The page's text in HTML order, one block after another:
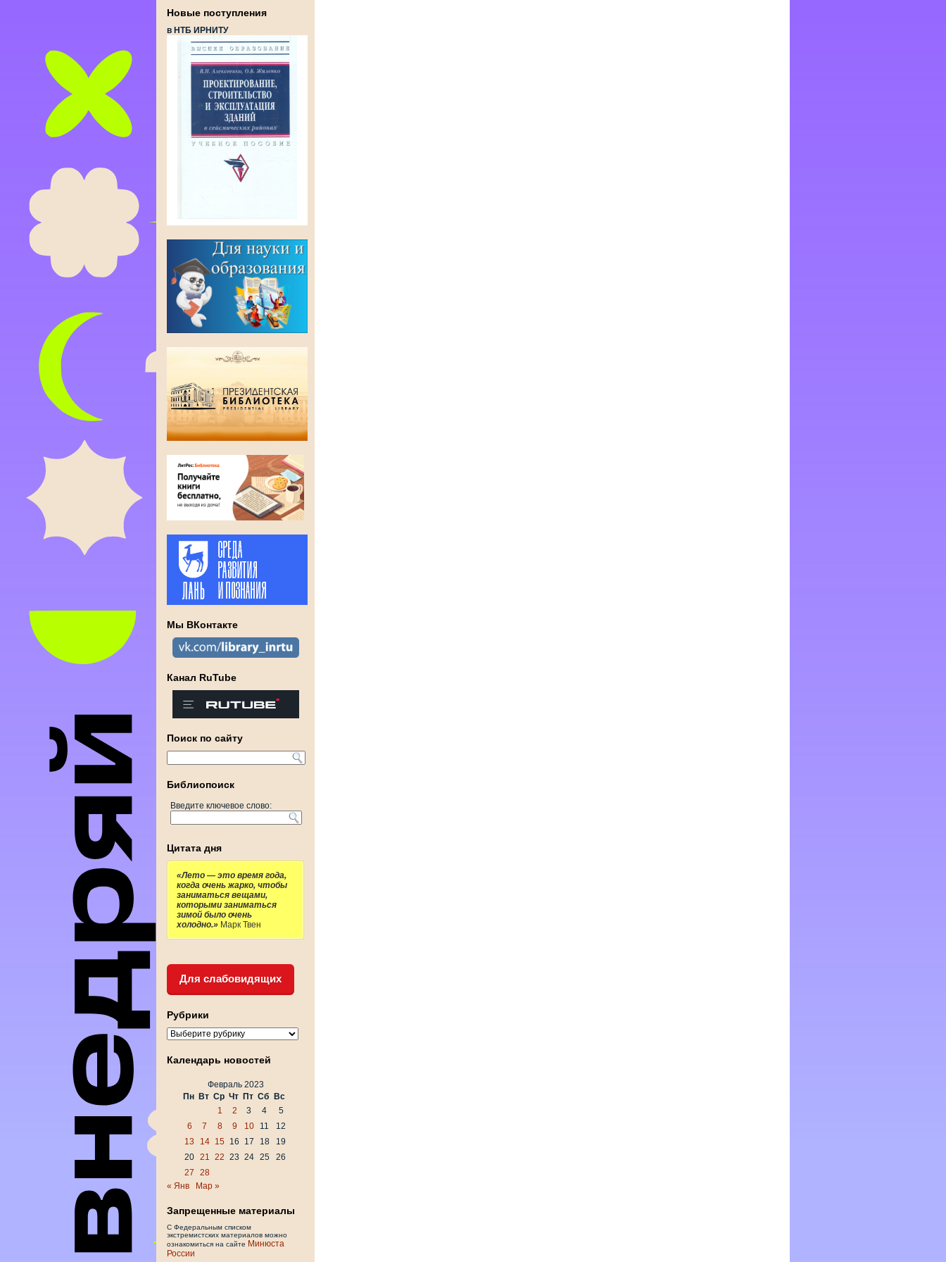
Новые поступления
в НТБ ИРНИТУ
Мы ВКонтакте
Канал RuTube
Поиск по сайту
Библиопоиск
Введите ключевое слово:
Цитата дня
«Лето — это время года,
когда очень жарко, чтобы
заниматься вещами,
которыми заниматься
зимой было очень
холодно.» Марк Твен
Для слабовидящих
Рубрики
Рубрики
Календарь новостей
Февраль 2023
Пн Вт Ср Чт Пт Сб
Вс
1
2 3 4
5
6
7 8 9 10 11
12
13
14 15 16 17 18
19
20 21 22 23 24 25
26
27
28
« Янв
Мар »
Запрещенные материалы
С Федеральным списком
экстремистских материалов можно
ознакомиться на сайте Минюста
России